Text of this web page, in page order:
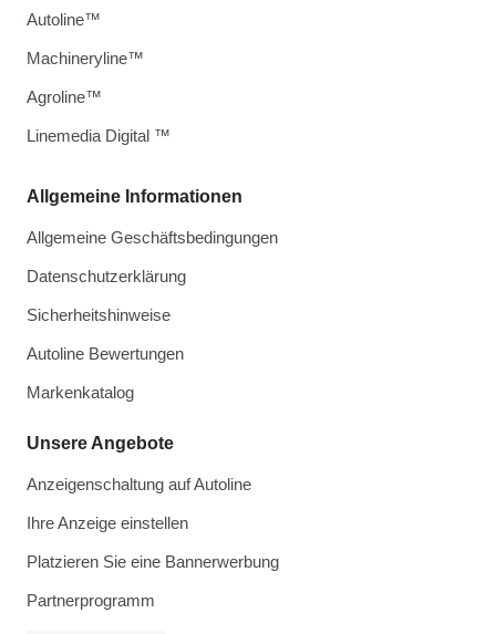
Allgemeine Informationen
Allgemeine Geschäftsbedingungen
Datenschutzerklärung
Sicherheitshinweise
Autoline Bewertungen
Markenkatalog
Unsere Angebote
Anzeigenschaltung auf Autoline
Ihre Anzeige einstellen
Platzieren Sie eine Bannerwerbung
Partnerprogramm
Autoline™
Machineryline™
Agroline™
Linemedia Digital ™